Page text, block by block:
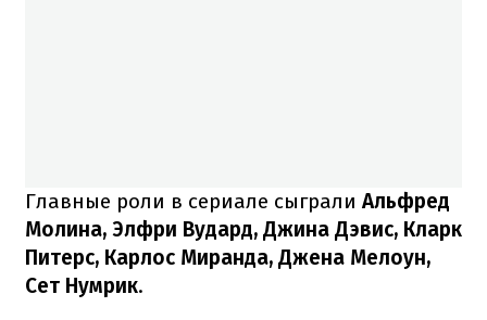
Главные роли в сериале сыграли Альфред
Молина, Элфри Вудард, Джина Дэвис, Кларк
Питерс, Карлос Миранда, Джена Мелоун,
Сет Нумрик.